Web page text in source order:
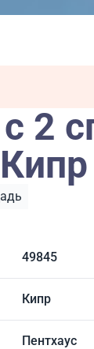
2
49845
Кипр
Пентхаус